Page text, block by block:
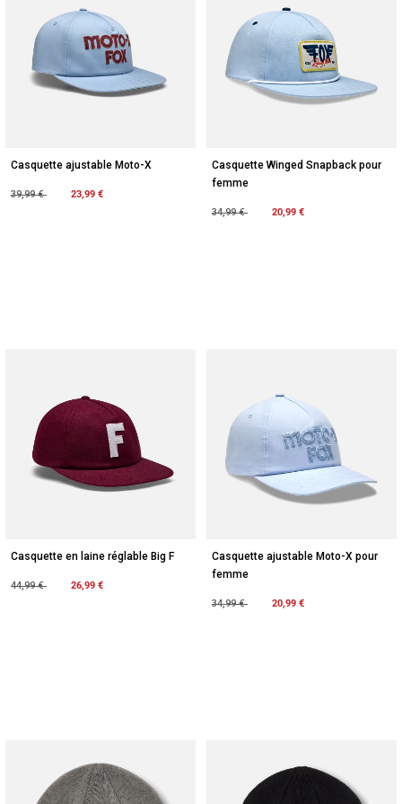
Casquette ajustable Moto-X
Price reduced from
39,99 €to 23,99 €
Casquette Winged Snapback pour
femme
Price reduced from
34,99 €to 20,99 €
Casquette en laine réglable Big F
Price reduced from
44,99 €to 26,99 €
Casquette ajustable Moto-X pour
femme
Price reduced from
34,99 €to 20,99 €